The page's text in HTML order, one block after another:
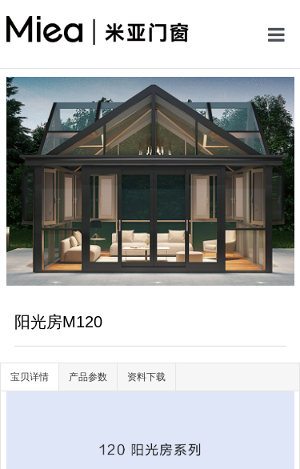
首
关
产
案
新
加
阳光房M120
宝贝详情 产品参数 资料下载